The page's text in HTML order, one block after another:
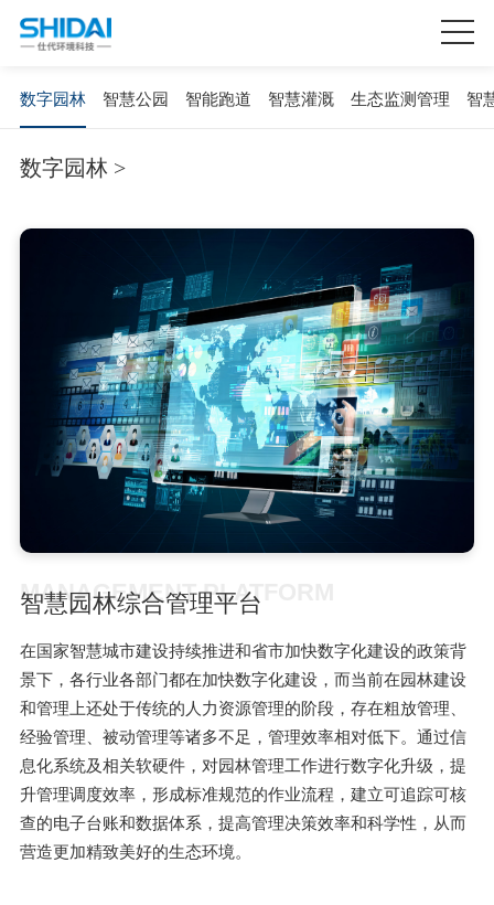
数字园林 智慧公园 智能跑道 智慧灌溉 生态监测管理 智
数字园林 >
MANAGEMENT PLATFORM
智慧园林综合管理平台
在国家智慧城市建设持续推进和省市加快数字化建设的政策背
景下，各行业各部门都在加快数字化建设，而当前在园林建设
和管理上还处于传统的人力资源管理的阶段，存在粗放管理、
经验管理、被动管理等诸多不足，管理效率相对低下。通过信
息化系统及相关软硬件，对园林管理工作进行数字化升级，提
升管理调度效率，形成标准规范的作业流程，建立可追踪可核
查的电子台账和数据体系，提高管理决策效率和科学性，从而
营造更加精致美好的生态环境。